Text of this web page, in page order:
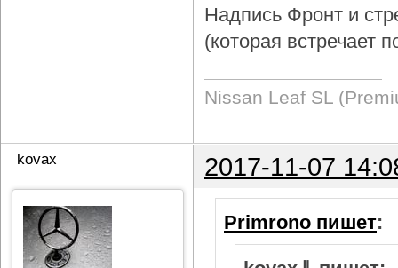
Надпись Фронт и
(которая встречает
Nissan Leaf SL
kovax 2017-11-07
Primrono пишет: